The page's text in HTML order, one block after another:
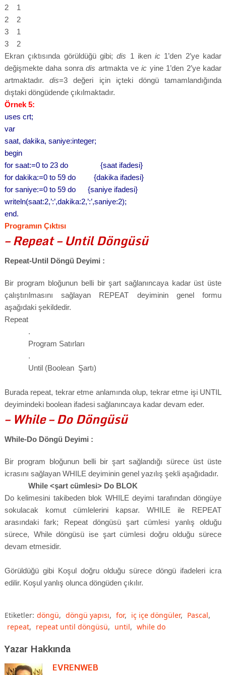
2 1
2 2
3 1
3 2
Ekran çıktısında görüldüğü gibi;dis 1 ikenic 1’den 2’ye kadar
değişmekte daha sonradis artmakta veic yine 1’den 2’ye kadar
artmaktadır.dis=3 değeri için içteki döngü tamamlandığında
dıştaki döngüdende çıkılmaktadır.
Örnek 5:
uses crt;
var
saat, dakika, saniye:integer;
begin
for saat:=0 to 23 do {saat ifadesi}
for dakika:=0 to 59 do {dakika ifadesi}
for saniye:=0 to 59 do {saniye ifadesi}
writeln(saat:2,’:’,dakika:2,’:’,saniye:2);
end.
Programın Çıktısı
– Repeat – Until Döngüsü
Repeat-Until Döngü Deyimi :
Bir program bloğunun belli bir şart sağlanıncaya kadar üst üste
çalıştırılmasını sağlayan REPEAT deyiminin genel formu
aşağıdaki şekildedir.
Repeat
.
Program Satırları
.
Until (Boolean Şartı)
Burada repeat, tekrar etme anlamında olup, tekrar etme işi UNTIL
deyimindeki boolean ifadesi sağlanıncaya kadar devam eder.
– While – Do Döngüsü
While-Do Döngü Deyimi :
Bir program bloğunun belli bir şart sağlandığı sürece üst üste
icrasını sağlayan WHILE deyiminin genel yazılış şekli aşağıdadır.
While <şart cümlesi> Do BLOK
Do kelimesini takibeden blok WHILE deyimi tarafından döngüye
sokulacak komut cümlelerini kapsar. WHILE ile REPEAT
arasındaki fark; Repeat döngüsü şart cümlesi yanlış olduğu
sürece, While döngüsü ise şart cümlesi doğru olduğu sürece
devam etmesidir.
Görüldüğü gibi Koşul doğru olduğu sürece döngü ifadeleri icra
edilir. Koşul yanlış olunca döngüden çıkılır.
Etiketler: döngü, döngü yapısı, for, iç içe döngüler, Pascal,
repeat, repeat until döngüsü, until, while do
Yazar Hakkında
EVRENWEB